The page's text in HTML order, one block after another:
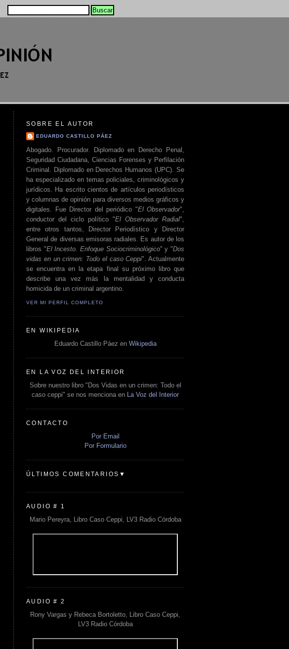
SOBRE EL AUTOR
EDUARDO CASTILLO PÁEZ
Abogado. Procurador. Diplomado en Derecho Penal,
Seguridad Ciudadana, Ciencias Forenses y Perfilación
Criminal. Diplomado en Derechos Humanos (UPC). Se
ha especializado en temas policiales, criminológicos y
jurídicos. Ha escrito cientos de artículos periodísticos
y columnas de opinión para diversos medios gráficos y
digitales. Fue Director del periódico "El Observador",
conductor del ciclo político "El Observador Radial",
entre otros tantos, Director Periodístico y Director
General de diversas emisoras radiales. Es autor de los
libros "El Incesto. Enfoque Sociocriminológico" y "Dos
vidas en un crimen: Todo el caso Ceppi". Actualmente
se encuentra en la etapa final su próximo libro que
describe una vez más la mentalidad y conducta
homicida de un criminal argentino.
VER MI PERFIL COMPLETO
EN WIKIPEDIA
Eduardo Castillo Páez en Wikipedia
EN LA VOZ DEL INTERIOR
Sobre nuestro libro "Dos Vidas en un crimen: Todo el
caso ceppi" se nos menciona en
La Voz del Interior
CONTACTO
Por Email
Por Formulario
ÚLTIMOS COMENTARIOS▼
AUDIO # 1
Mario Pereyra, Libro Caso Ceppi, LV3 Radio Córdoba
AUDIO # 2
Rony Vargas y Rebeca Bortoletto, Libro Caso Ceppi,
LV3 Radio Córdoba